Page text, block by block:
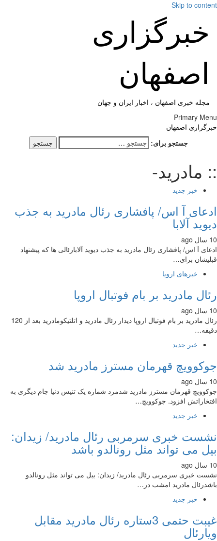
Skip to
خبرگزاری
اصفهان
مجله خبری اصفهان ، اخبار ایران و جهان
Primary
اصفهان
جستجو برای:
خبر جدید
آ اس/ پافشاری رئال مادرید به جذب
آلابا
آ اس/ پافشاری رئال مادرید به جذب دیوید آلابارئالی ها که پیشنهاد
برای…
خبرهای اروپا
مادرید بر بام فوتبال اروپا
رئال مادرید بر بام فوتبال اروپا دیدار رئال مادرید و اتلتیکومادرید بعد از 120
خبر جدید
قهرمان مسترز مادرید شد
قهرمان مسترز مادرید شدمرد شماره یک تنیس دنیا جام دیگری به
افزود. جوکوویچ…
خبر جدید
خبری سرمربی رئال مادرید/ زیدان:
می تواند مثل رونالدو باشد
خبری سرمربی رئال مادرید/ زیدان: بیل می تواند مثل رونالدو
مادرید امشب در…
خبر جدید
غیبت حتمی 3ستاره رئال مادرید مقابل